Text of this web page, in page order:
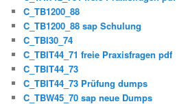
C_TB1200_88
C_TB1200_88 sap Schulung
C_TBI30_74
C_TBIT44_71 freie Praxisfragen pdf
C_TBIT44_73
C_TBIT44_73 Prüfung dumps
C_TBW45_70 sap neue Dumps